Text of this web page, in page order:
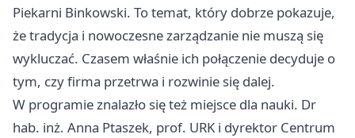
Piekarni Binkowski. To temat, który dobrze pokazuje,
że tradycja i nowoczesne zarządzanie nie muszą się
wykluczać. Czasem właśnie ich połączenie decyduje o
tym, czy firma przetrwa i rozwinie się dalej.
W programie znalazło się też miejsce dla nauki. Dr
hab. inż. Anna Ptaszek, prof. URK i dyrektor Centrum